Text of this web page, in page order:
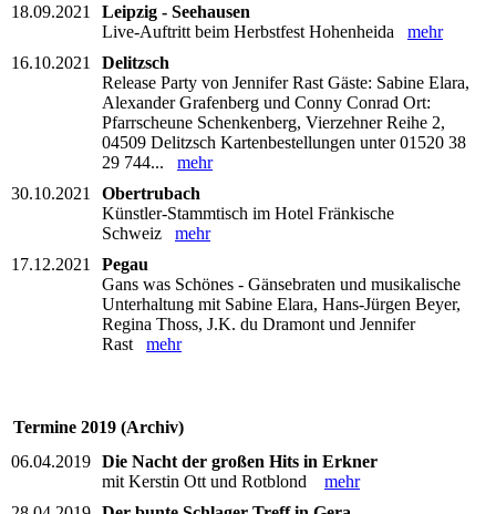
18.09.2021
Leipzig - Seehausen
Live-Auftritt beim Herbstfest Hohenheida mehr
16.10.2021
Delitzsch
Release Party von Jennifer Rast Gäste: Sabine Elara,
Alexander Grafenberg und Conny Conrad Ort:
Pfarrscheune Schenkenberg, Vierzehner Reihe 2,
04509 Delitzsch Kartenbestellungen unter 01520 38
29 744... mehr
30.10.2021
Obertrubach
Künstler-Stammtisch im Hotel Fränkische
Schweiz mehr
17.12.2021
Pegau
Gans was Schönes - Gänsebraten und musikalische
Unterhaltung mit Sabine Elara, Hans-Jürgen Beyer,
Regina Thoss, J.K. du Dramont und Jennifer
Rast mehr
Termine 2019 (Archiv)
06.04.2019 Die Nacht der großen Hits in Erkner
mit Kerstin Ott und Rotblond mehr